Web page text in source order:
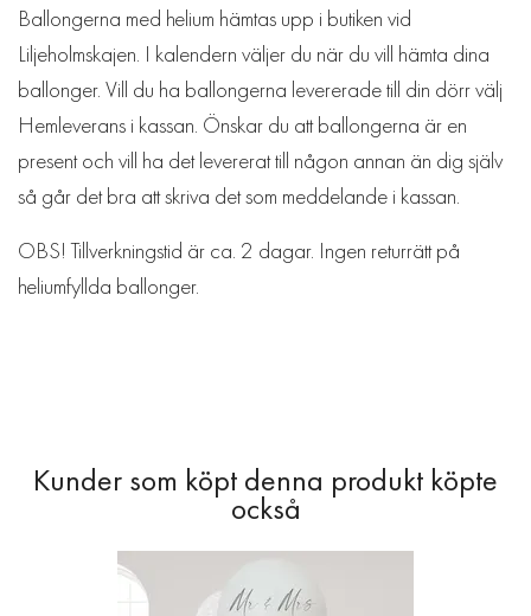
Ballongerna med helium hämtas upp i butiken vid
Liljeholmskajen. I kalendern väljer du när du vill hämta dina
ballonger. Vill du ha ballongerna levererade till din dörr välj
Hemleverans i kassan. Önskar du att ballongerna är en
present och vill ha det levererat till någon annan än dig själv
så går det bra att skriva det som meddelande i kassan.
OBS! Tillverkningstid är ca. 2 dagar. Ingen returrätt på
heliumfyllda ballonger.